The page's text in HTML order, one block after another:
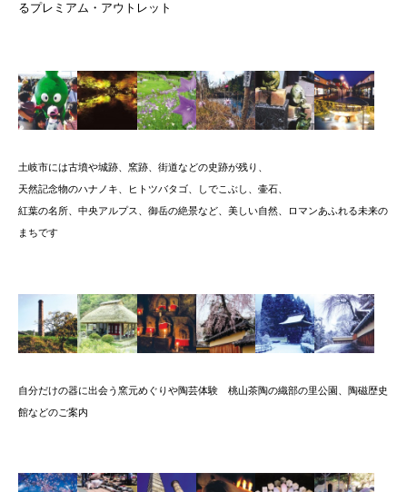
るプレミアム・アウトレット
土岐市には古墳や城跡、窯跡、街道などの史跡が残り、
天然記念物のハナノキ、ヒトツバタゴ、しでこぶし、壷石、
紅葉の名所、中央アルプス、御岳の絶景など、美しい自然、ロマンあふれる未来の
まちです
自分だけの器に出会う窯元めぐりや陶芸体験 桃山茶陶の織部の里公園、陶磁歴史
館などのご案内